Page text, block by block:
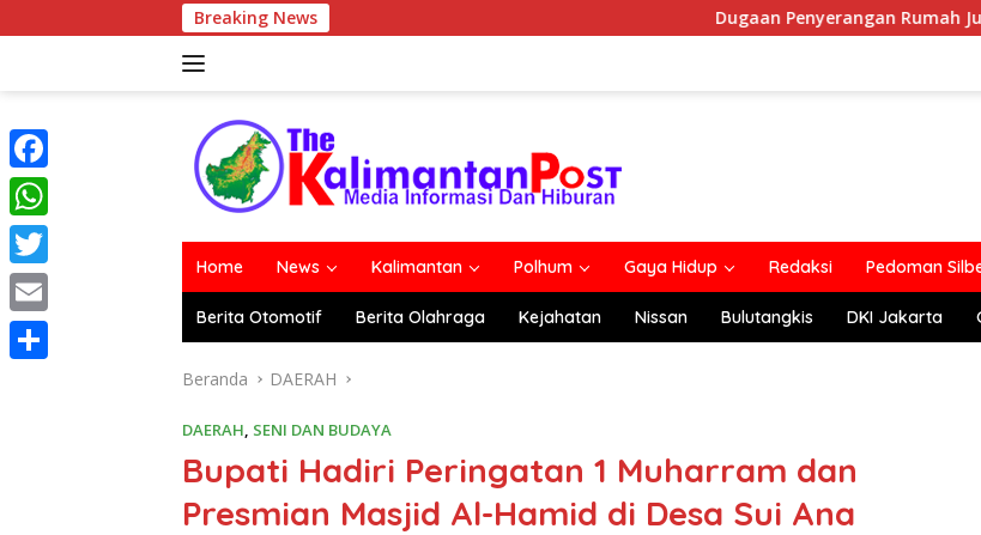
ke
Breaking News Dugaan Penyerangan Rumah Jurnalis Belum
Home News Kalimantan Polhum Gaya Hidup Redaksi Pedoman
Berita Otomotif Berita Olahraga Kejahatan Nissan Bulutangkis DKI Jakarta
Beranda DAERAH
DAERAH, SENI DAN BUDAYA
Bupati Hadiri Peringatan 1 Muharram dan
Presmian Masjid Al-Hamid di Desa Sui Ana
F
a
c
e
b
W
h
a
T
w
i
E